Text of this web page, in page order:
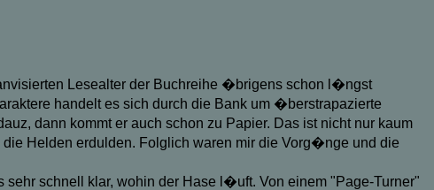
Lesealter der Buchreihe �brigens schon l�ngst
handelt es sich durch die Bank um �berstrapazierte
dann kommt er auch schon zu Papier. Das ist nicht nur kaum
Helden erdulden. Folglich waren mir die Vorg�nge und die
schnell klar, wohin der Hase l�uft. Von einem "Page-Turner"